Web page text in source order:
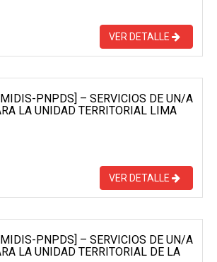
VER DETALLE
PNPDS] – SERVICIOS DE UN/A
LA UNIDAD TERRITORIAL LIMA
VER DETALLE
PNPDS] – SERVICIOS DE UN/A
LA UNIDAD TERRITORIAL DE LA